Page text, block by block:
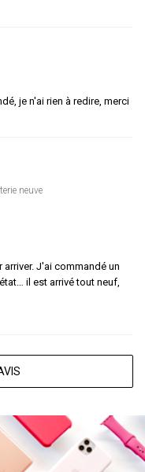
je n'ai rien à redire, merci
neuve
arriver. J'ai commandé un
il est arrivé tout neuf,